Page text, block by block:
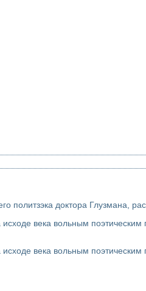
Anamnesis vitae, или История жизни бывшего
века вольным
века вольным